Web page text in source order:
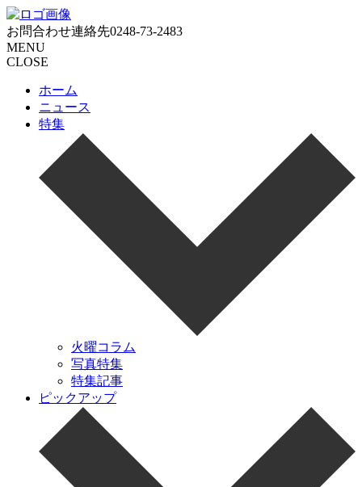
お問合わせ連絡先0248-73-2483
MENU
CLOSE
ホーム
ニュース
特集
火曜コラム
写真特集
特集記事
ピックアップ